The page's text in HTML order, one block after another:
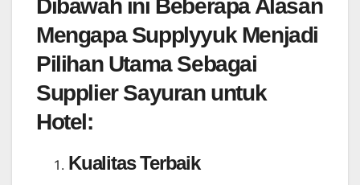
Dibawah ini Beberapa Alasan
Mengapa Supplyyuk Menjadi
Pilihan Utama Sebagai
Supplier Sayuran untuk
Hotel:
Kualitas Terbaik